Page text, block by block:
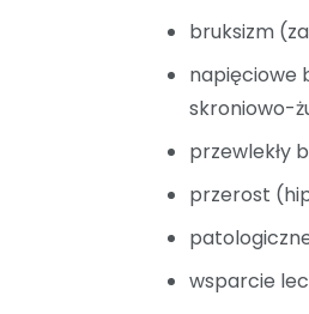
bruksizm
napięciowe
skroniowo-
przewlekły
przerost
wsparcie